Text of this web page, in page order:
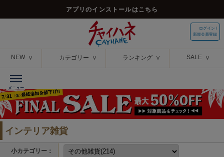
アプリのインストールはこちら
ログイン /
新規会員登録
NEW カテゴリー ランキング SALE
インテリア雑貨
小カテゴリー：